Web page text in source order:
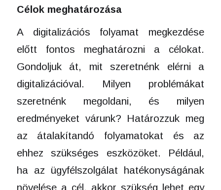
Célok meghatározása
A digitalizációs folyamat megkezdése
előtt fontos meghatározni a célokat.
Gondoljuk át, mit szeretnénk elérni a
digitalizációval. Milyen problémákat
szeretnénk megoldani, és milyen
eredményeket várunk? Határozzuk meg
az átalakítandó folyamatokat és az
ehhez szükséges eszközöket. Például,
ha az ügyfélszolgálat hatékonyságának
növelése a cél, akkor szükség lehet egy